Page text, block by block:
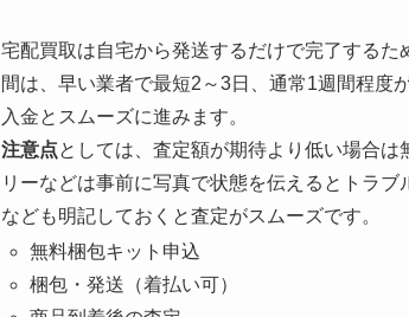
宅配買取は自宅から発送するだけで完了する
間は、早い業者で最短2～3日、通常1週間程度
入金とスムーズに進みます。
注意点としては、査定額が期待より低い場合
リーなどは事前に写真で状態を伝えるとトラ
なども明記しておくと査定がスムーズです。
無料梱包キット申込
梱包・発送（着払い可）